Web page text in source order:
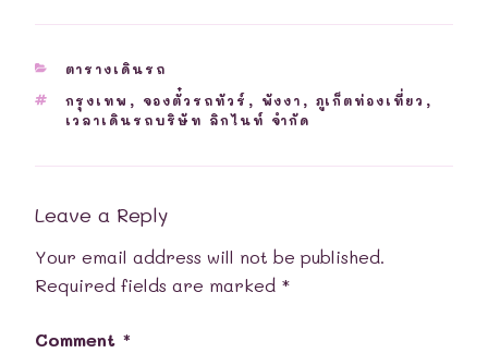
CATEGORIES
ตารางเดินรถ
TAGS
กรุงเทพ , จองตั๋วรถทัวร์ , พังงา , ภูเก็ตท่องเที่ยว ,
เวลาเดินรถบริษัท ลิกไนท์ จำกัด
Leave a Reply
Your email address will not be published.
Required fields are marked *
Comment *